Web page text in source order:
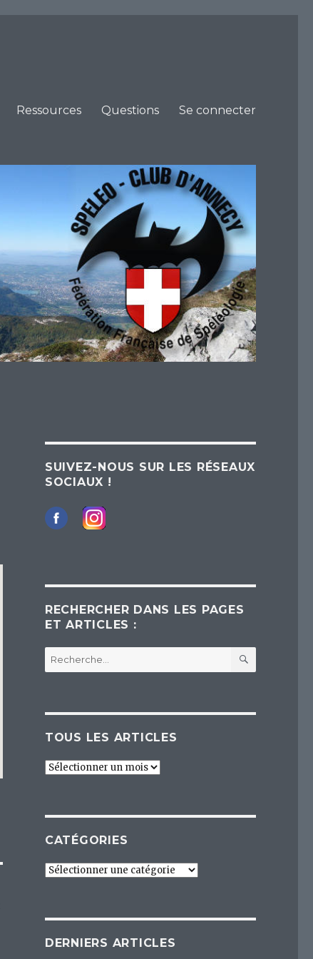
Ressources Questions Se connecter
SUIVEZ-NOUS SUR LES RÉSEAUX
SOCIAUX !
RECHERCHER DANS LES PAGES
ET ARTICLES :
Recherche
pour :
TOUS LES ARTICLES
Tous
CATÉGORIES
Catégories
DERNIERS ARTICLES